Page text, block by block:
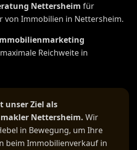
Nettersheim für
von Immobilien in Nettersheim.
Reichweite in
unser Ziel als
Nettersheim. Wir
in Bewegung, um Ihre
beim Immobilienverkauf in